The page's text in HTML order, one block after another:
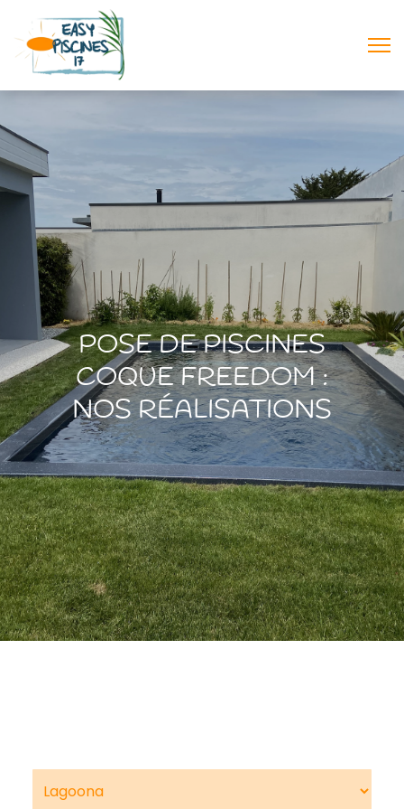
POSE DE PISCINES
COQUE FREEDOM :
NOS RÉALISATIONS